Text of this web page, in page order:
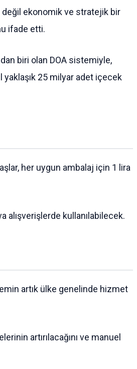
değil ekonomik ve stratejik bir
ifade etti.
biri olan DOA sistemiyle,
yaklaşık 25 milyar adet içecek
her uygun ambalaj için 1 lira
alışverişlerde kullanılabilecek.
artık ülke genelinde hizmet
artırılacağını ve manuel